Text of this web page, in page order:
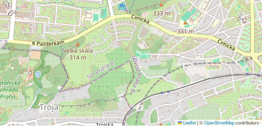
Leaflet|©OpenStreetMapcontributors